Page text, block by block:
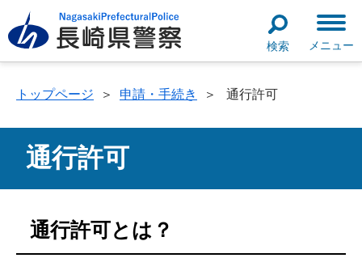
検索 メニュー
トップページ ＞ 申請・手続き ＞ 通行許可
通行許可
通行許可とは？